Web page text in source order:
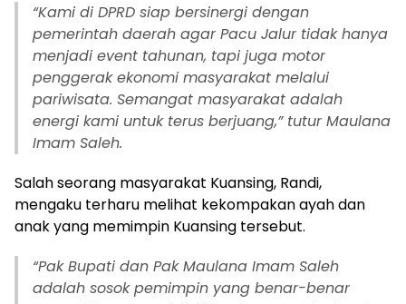
“Kami di DPRD siap bersinergi dengan
pemerintah daerah agar Pacu Jalur tidak hanya
menjadi event tahunan, tapi juga motor
penggerak ekonomi masyarakat melalui
pariwisata. Semangat masyarakat adalah
energi kami untuk terus berjuang,” tutur Maulana
Imam Saleh.
Salah seorang masyarakat Kuansing, Randi,
mengaku terharu melihat kekompakan ayah dan
anak yang memimpin Kuansing tersebut.
“Pak Bupati dan Pak Maulana Imam Saleh
adalah sosok pemimpin yang benar-benar